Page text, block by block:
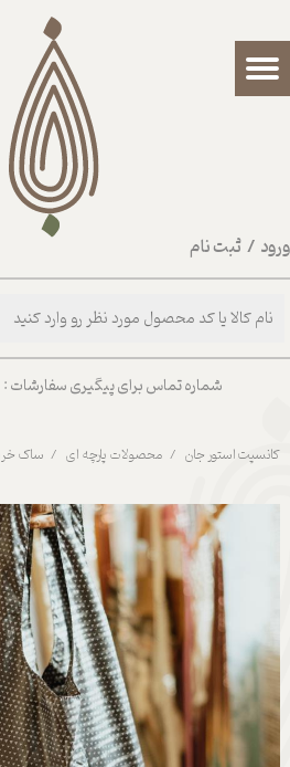
/ ثبت نام
حساب کاربری من
تغییر گذر واژه
شماره تماس برای پیگیری سفارشات :
کانسپت استور جان محصولات پارچه ای ساک